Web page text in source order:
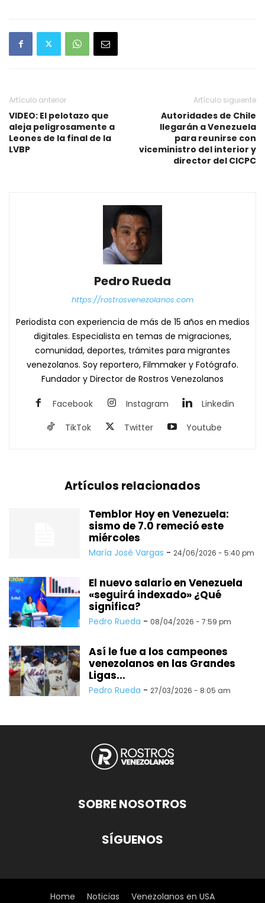
Artículo anterior
VIDEO: El pelotazo que
aleja peligrosamente a
Leones de la final de la
LVBP
Artículo siguiente
Autoridades de Chile
llegarán a Venezuela
para reunirse con
viceministro del interior y
director del CICPC
Pedro Rueda
https://rostrosvenezolanos.com
Periodista con experiencia de más de 15 años en medios
digitales. Especialista en temas de migraciones,
comunidad, deportes, trámites para migrantes
venezolanos. Soy reportero, Filmmaker y Fotógrafo.
Fundador y Director de Rostros Venezolanos
Facebook Instagram
Linkedin
TikTok
Twitter Youtube
Artículos relacionados
Temblor Hoy en Venezuela:
sismo de 7.0 remeció este
miércoles
María José Vargas - 24/06/2026 - 5:40 pm
El nuevo salario en Venezuela
«seguirá indexado» ¿Qué
significa?
Pedro Rueda - 08/04/2026 - 7:59 pm
Así le fue a los campeones
venezolanos en las Grandes
Ligas...
Pedro Rueda - 27/03/2026 - 8:05 am
SOBRE NOSOTROS
SÍGUENOS
Home Noticias Venezolanos en USA